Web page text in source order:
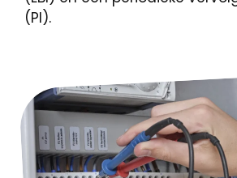
(PI).